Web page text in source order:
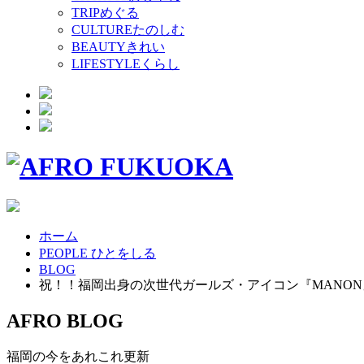
TRIPめぐる
CULTUREたのしむ
BEAUTYきれい
LIFESTYLE くらし
ホーム
PEOPLE ひとをしる
BLOG
祝！！福岡出身の次世代ガールズ・アイコン『
AFRO BLOG
福岡の今をあれこれ更新